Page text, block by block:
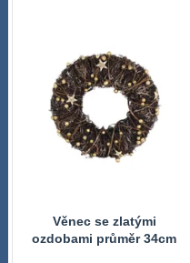
Věnec se zlatými
ozdobami průměr 34cm